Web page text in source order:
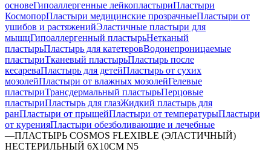
основеГипоаллергенные лейкопластыриПластыри
КосмопорПластыри медицинские прозрачныеПластыри от
ушибов и растяженийЭластичные пластыри для
мышцГипоаллергенный пластырьНетканый
пластырьПластырь для катетеровВодонепроницаемые
пластыриТканевый пластырьПластырь после
кесареваПластырь для детейПластырь от сухих
мозолейПластыри от влажных мозолейГелевые
пластыриТрансдермальный пластырьПерцовые
пластыриПластырь для глазЖидкий пластырь для
ранПластыри от прыщейПластыри от температурыПластыри
от куренияПластыри обезболивающие и лечебные
—ПЛАСТЫРЬ COSMOS FLEXIBLE (ЭЛАСТИЧНЫЙ)
НЕСТЕРИЛЬНЫЙ 6Х10СМ N5